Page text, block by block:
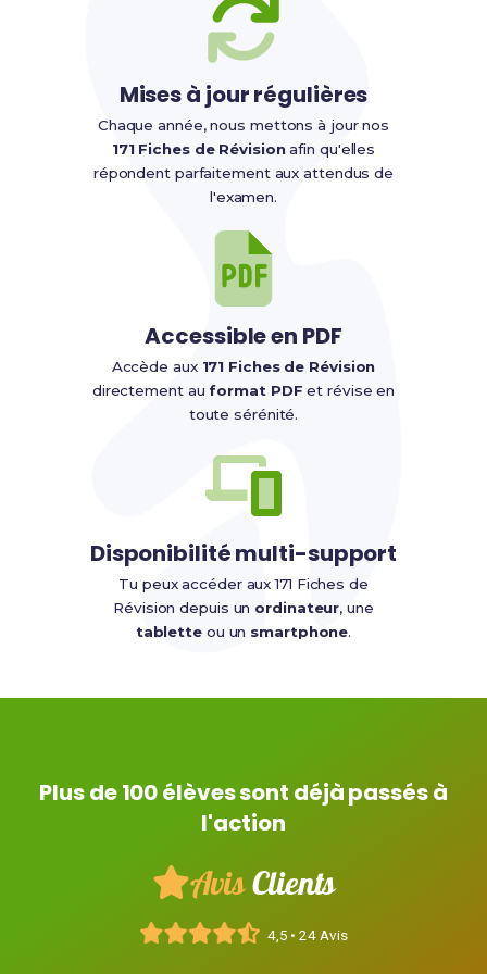
Mises à jour régulières
Chaque année, nous mettons à jour nos
171 Fiches de Révisionafin qu'elles
répondent parfaitement aux attendus de
l'examen.
Accessible en PDF
Accède aux 171 Fiches de Révision
directement auformat PDF et révise en
toute sérénité.
Disponibilité multi-support
Tu peux accéder aux 171 Fiches de
Révision depuis un ordinateur, une
tabletteou un smartphone.
Plus de 100 élèves sont déjà passés à
l'action
AvisClients
4,5 • 24 Avis